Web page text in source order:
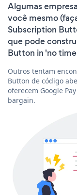
Algumas
você mesmo
Subscription
que pode
Button in 'no
Outros tentam
Button de código
oferecem Google
bargain.